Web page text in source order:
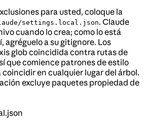
para usted, coloque la
settings.local.json. Claude
cuando lo crea; como lo está
agréguelo a su gitignore. Los
glob coincidida contra rutas de
que comience patrones de estilo
coincidir en cualquier lugar del árbol.
excluye paquetes propiedad de